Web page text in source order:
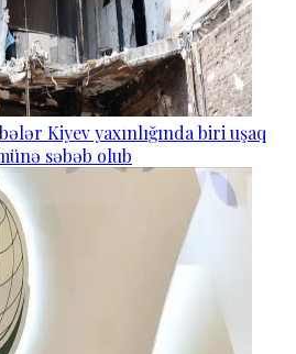
Kiyev yaxınlığında biri uşaq
səbəb olub